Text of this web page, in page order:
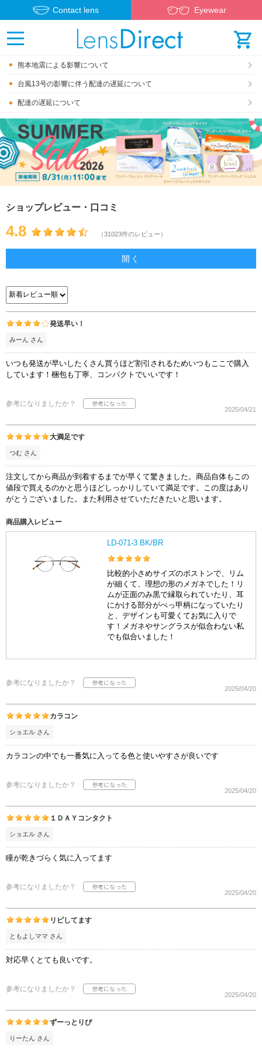
Contact lens Eyewear
熊本地震による影響について
台風13号の影響に伴う配達の遅延について
配達の遅延について
ショップレビュー・口コミ
4.8 （31023件のレビュー）
開く
発送早い！
みーん さん
いつも発送が早いしたくさん買うほど割引されるためいつもここで購入
しています！梱包も丁寧、コンパクトでいいです！
参考になりましたか？
2025/04/21
大満足です
つむ さん
注文してから商品が到着するまでが早くて驚きました。商品自体もこの
値段で買えるのかと思うほどしっかりしていて満足です。この度はあり
がとうございました。また利用させていただきたいと思います。
商品購入レビュー
LD-071-3 BK/BR
比較的小さめサイズのボストンで、リム
が細くて、理想の形のメガネでした！リ
ムが正面のみ黒で縁取られていたり、耳
にかける部分がべっ甲柄になっていたり
と、デザインも可愛くてお気に入りで
す！メガネやサングラスが似合わない私
でも似合いました！
参考になりましたか？
2025/04/20
カラコン
ショエル さん
カラコンの中でも一番気に入ってる色と使いやすさが良いです
参考になりましたか？
2025/04/20
１ＤＡＹコンタクト
ショエル さん
瞳が乾きづらく気に入ってます
参考になりましたか？
2025/04/20
リピしてます
ともよしママ さん
対応早くとても良いです。
参考になりましたか？
2025/04/20
ずーっとりぴ
りーたん さん